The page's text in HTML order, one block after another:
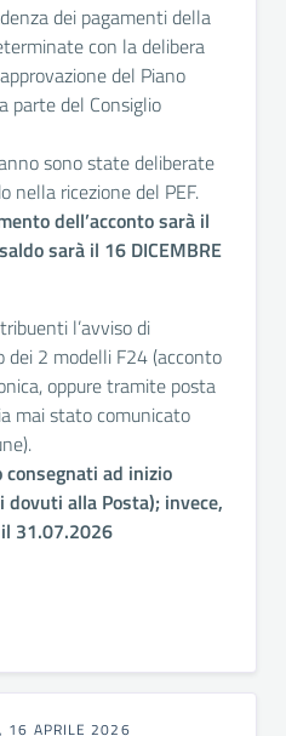
dei pagamenti della
con la delibera
del Piano
parte del Consiglio
sono state deliberate
nella ricezione del PEF.
dell’acconto sarà il
sarà il 16 DICEMBRE
l’avviso di
dei 2 modelli F24 (acconto
oppure tramite posta
mai stato comunicato
ad inizio
alla Posta); invece,
31.07.2026
16 APRILE 2026